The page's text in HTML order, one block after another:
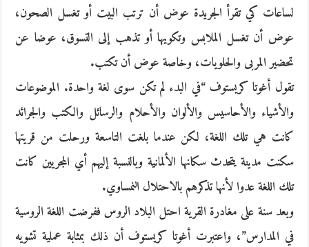
لساعات كي تقرأ الجريدة عوض أن ترتب البيت أو تغسل الصحون،
عوض أن تغسل الملابس وتكويها أو تذهب إلى التسوق، عوضا عن
تحضير المربى والحلويات، وخاصة عوض أن تكتب.
تقول أغوتا كريستوف “في البدء لم تكن سوى لغة واحدة. الموضوعات
والأشياء والأحاسيس والألوان والأحلام والرسائل والكتب والجرائد
كانت هي تلك اللغة، لكن عندما بلغت التاسعة ورحلت من قريتها
سكنت مدينة يتحدث سكانها الألمانية وبالنسبة إليهم أي المجريين كانت
تلك اللغة عدوا لأنها تذكرهم بالاحتلال النمساوي.
وبعد سنة على مغادرة القرية احتل البلاد الروس ففرضت اللغة الروسية
في المدارس”، واعتبرت أغوتا كريستوف أن ذلك بمثابة عملية تشويه